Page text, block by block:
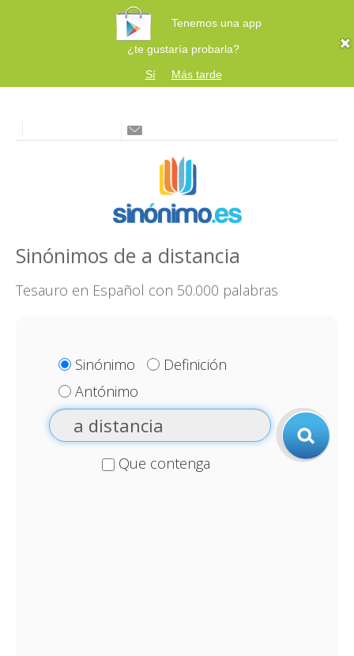
Tenemos una app
¿te gustaría probarla?
Sí
Más tarde
Sinónimos de a distancia
Tesauro en Español con 50.000 palabras
Sinónimo
Definición
Antónimo
Que contenga